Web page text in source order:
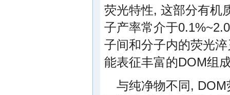
荧光特性, 这部分有机
子产率常介于
子间和分子内的荧光
能表征丰富的DOM组
与纯净物不同,